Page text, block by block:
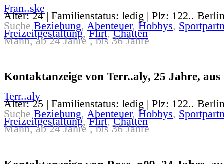
Fran..ske
Alter: 24 | Familienstatus: ledig | Plz: 122..
Suche Beziehung, Abenteuer, Hobbys,
Freizeitgestaltung,Flirt,Chatten
Mann, ab 24 Jahre , bis 36 Jahre
Kontaktanzeige von Terr..aly, 25 Jahre,
Terr..aly
Alter: 25 | Familienstatus: ledig | Plz: 122..
Suche Beziehung, Abenteuer, Hobbys,
Freizeitgestaltung,Flirt,Chatten
Mann, ab 24 Jahre , bis 36 Jahre